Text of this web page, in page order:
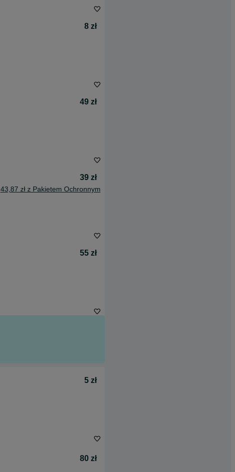
8 zł
49 zł
39 zł
43,87 zł z Pakietem Ochronnym
55 zł
5 zł
80 zł